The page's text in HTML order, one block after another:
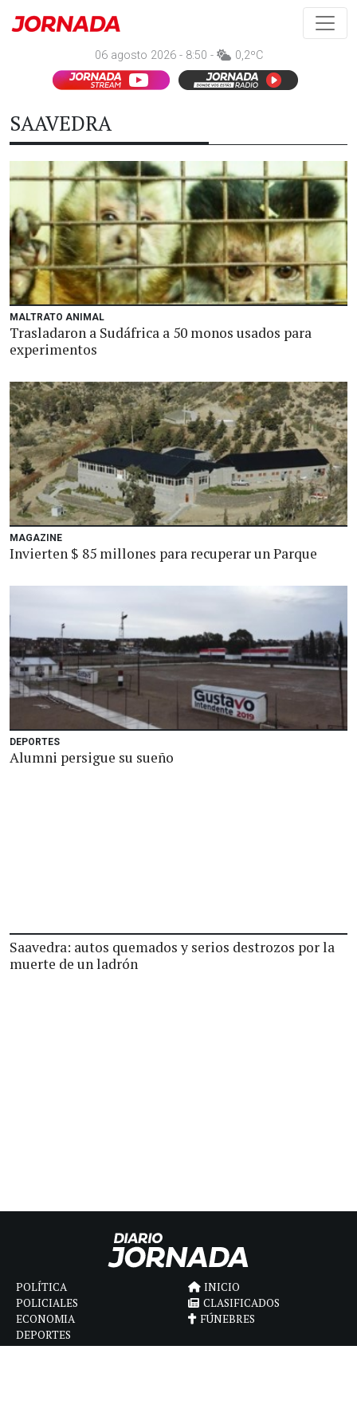
06 agosto 2026 - 8:50 - 0,2ºC
SAAVEDRA
MALTRATO ANIMAL
Trasladaron a Sudáfrica a 50 monos usados para
experimentos
MAGAZINE
Invierten $ 85 millones para recuperar un Parque
DEPORTES
Alumni persigue su sueño
Saavedra: autos quemados y serios destrozos por la
muerte de un ladrón
POLÍTICA
POLICIALES
ECONOMIA
DEPORTES
MAGAZINE
INICIO
CLASIFICADOS
FÚNEBRES